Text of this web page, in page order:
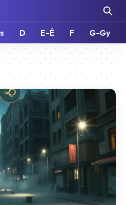
D E-É F G-Gy